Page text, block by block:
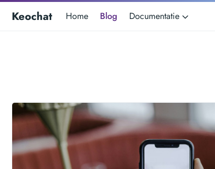
Keochat Home Blog Documentatie